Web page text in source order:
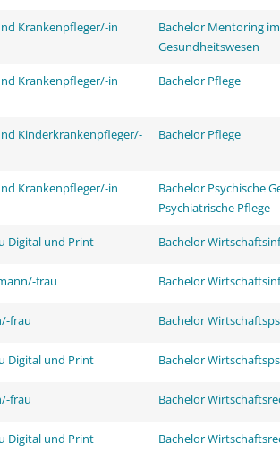
Krankenpfleger/-in
Bachelor Mentoring
Gesundheitswesen
Krankenpfleger/-in Bachelor Pflege
Kinderkrankenpfleger/-
Bachelor Pflege
Krankenpfleger/-in
Bachelor Psychische
Psychiatrische Pflege
Digital und Print Bachelor
frau Bachelor
frau Bachelor
Digital und Print Bachelor
frau Bachelor
Digital und Print Bachelor